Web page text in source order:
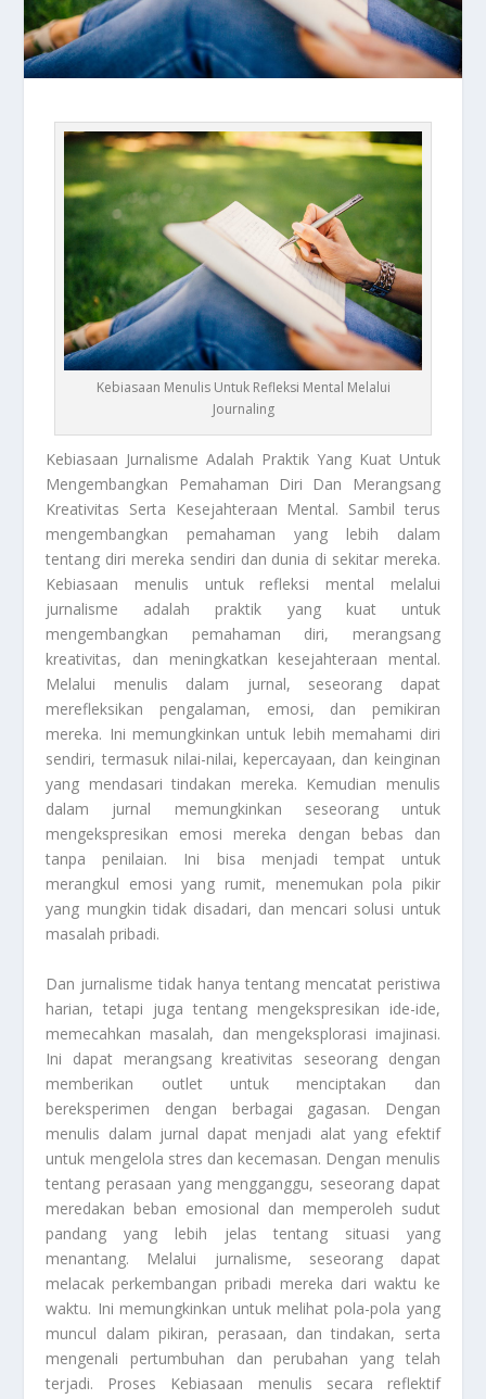
Kebiasaan Menulis Untuk Refleksi Mental Melalui
Journaling
Kebiasaan Jurnalisme Adalah Praktik Yang Kuat Untuk
Mengembangkan Pemahaman Diri Dan Merangsang
Kreativitas Serta Kesejahteraan Mental. Sambil terus
mengembangkan pemahaman yang lebih dalam
tentang diri mereka sendiri dan dunia di sekitar mereka.
Kebiasaan menulis untuk refleksi mental melalui
jurnalisme adalah praktik yang kuat untuk
mengembangkan pemahaman diri, merangsang
kreativitas, dan meningkatkan kesejahteraan mental.
Melalui menulis dalam jurnal, seseorang dapat
merefleksikan pengalaman, emosi, dan pemikiran
mereka. Ini memungkinkan untuk lebih memahami diri
sendiri, termasuk nilai-nilai, kepercayaan, dan keinginan
yang mendasari tindakan mereka. Kemudian menulis
dalam jurnal memungkinkan seseorang untuk
mengekspresikan emosi mereka dengan bebas dan
tanpa penilaian. Ini bisa menjadi tempat untuk
merangkul emosi yang rumit, menemukan pola pikir
yang mungkin tidak disadari, dan mencari solusi untuk
masalah pribadi.
Dan jurnalisme tidak hanya tentang mencatat peristiwa
harian, tetapi juga tentang mengekspresikan ide-ide,
memecahkan masalah, dan mengeksplorasi imajinasi.
Ini dapat merangsang kreativitas seseorang dengan
memberikan outlet untuk menciptakan dan
bereksperimen dengan berbagai gagasan. Dengan
menulis dalam jurnal dapat menjadi alat yang efektif
untuk mengelola stres dan kecemasan. Dengan menulis
tentang perasaan yang mengganggu, seseorang dapat
meredakan beban emosional dan memperoleh sudut
pandang yang lebih jelas tentang situasi yang
menantang. Melalui jurnalisme, seseorang dapat
melacak perkembangan pribadi mereka dari waktu ke
waktu. Ini memungkinkan untuk melihat pola-pola yang
muncul dalam pikiran, perasaan, dan tindakan, serta
mengenali pertumbuhan dan perubahan yang telah
terjadi. Proses Kebiasaan menulis secara reflektif